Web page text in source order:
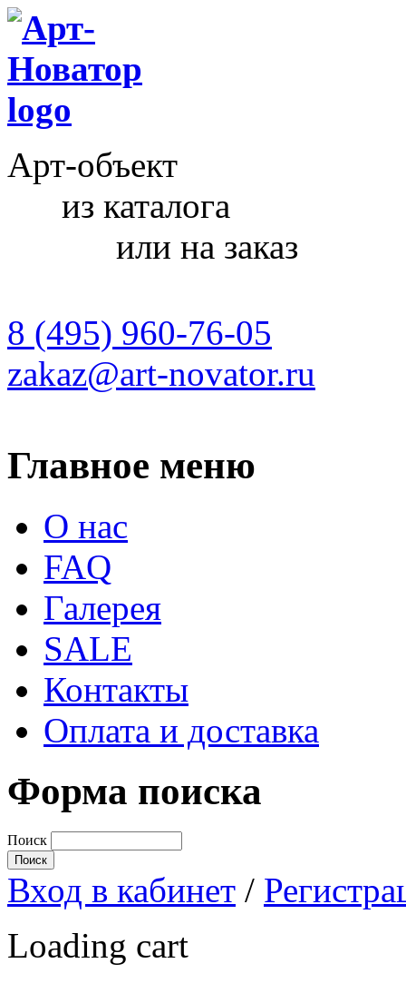
Арт-объект
из каталога
или на заказ
8 (495) 960-76-05
zakaz@art-novator.ru
Главное меню
О нас
FAQ
Галерея
SALE
Контакты
Оплата и доставка
Форма поиска
Поиск
Вход в кабинет /
Loading cart